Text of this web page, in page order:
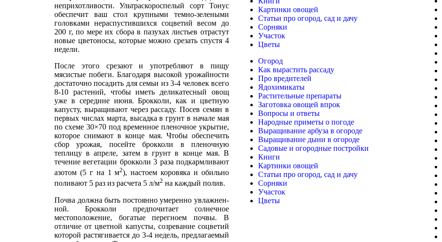
неприхотливости. Ультраско­роспелый сорт Тонус
обеспе­чит ваш стол крупными темно-зелеными
головками нераспу­стившихся соцветий весом до
200 г, по мере их сбора в па­зухах листьев отрастут
новые цветоносы, которые можно срезать спустя 4
недели.
Пос­ле этого срезают и употреб­ляют в пищу
мясистые побеги. Благодаря высокой урожай­ности
достаточно посадить для семьи из 3-4 человек все­го
8-10 растений, чтобы иметь деликатесный овощ
уже в середине июня. Брокколи, как и цветную
капусту, выра­щивают через рассаду. Посев семян в
первых числах марта, высадка в грунт в начале мая
по схеме 30×70 под времен­ное пленочное укрытие,
кото­рое снимают в конце мая. Что­бы обеспечить
сбор урожая, посейте брокколи в пленоч­ную
теплицу в апреле, затем в грунт в конце мая. В
течение вегетации брокколи 3 раза подкармливают
азотом (5 г на 1 м2), настоем коровяка и обильно
поливают 5 раз из расчета 5 л/м2 на каждый по­лив.
Почва должна быть по­стоянно умеренно увлажнен­
ной. Брокколи предпочитает солнечное
местоположение, богатые перегноем почвы. В
отличие от цветной капусты, созревание соцветий
которой растягивается до 3-4 недель, предлагаемый
Картинки овощей
Статьи про огород, сад и дачу
Сорняки
Участок
Цветы
Огород
Как вырастить рассаду
Про вредителей
Ядохимикаты
Растительные препараты
Заготовка овощей впрок
Вопросы и ответы
Народные приметы о погоде
Выращивание арбуза в огороде
Выращивание дыни в огороде
Садовые и огородные постройки
Книги
Картинки овощей
Статьи про огород, сад и дачу
Сорняки
Участок
Цветы